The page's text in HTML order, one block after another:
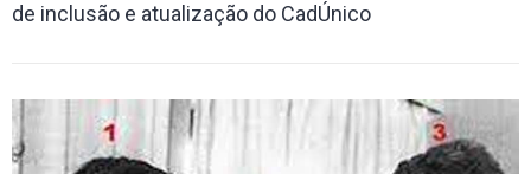
de inclusão e atualização do CadÚnico